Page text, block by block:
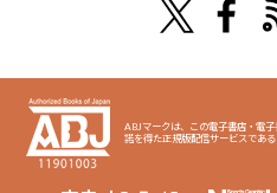
ABJマークは、この電子書店・電
諾を得た正規版配信サービスであ